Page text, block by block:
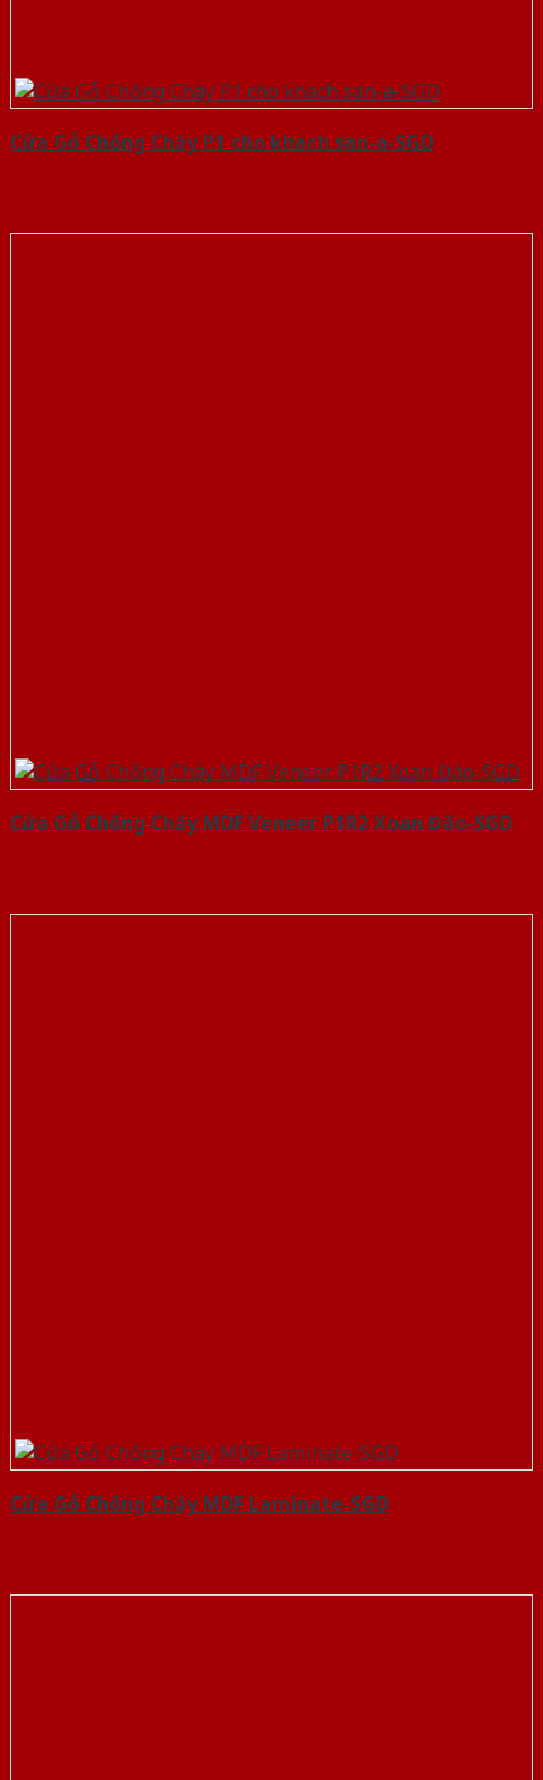
Cửa Gỗ Chống Cháy P1 cho khach san-a-SGD
Cửa Gỗ Chống Cháy MDF Veneer P1R2 Xoan Đào-SGD
Cửa Gỗ Chống Cháy MDF Laminate-SGD